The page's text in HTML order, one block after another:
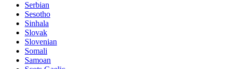
Serbian
Sesotho
Sinhala
Slovak
Slovenian
Somali
Samoan